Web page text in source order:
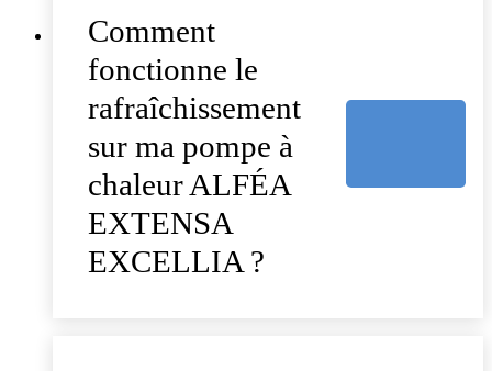
Comment
fonctionne le
rafraîchissement
sur ma pompe à
chaleur ALFÉA
EXTENSA
EXCELLIA ?